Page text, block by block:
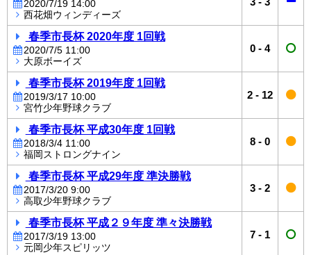
2020/7/19 14:00
西花畑ウィンディーズ
春季市長杯 2020年度 1回戦
2020/7/5 11:00
大原ボーイズ
0 - 4
春季市長杯 2019年度 1回戦
2019/3/17 10:00
宮竹少年野球クラブ
2 - 12
春季市長杯 平成30年度 1回戦
2018/3/4 11:00
福岡ストロングナイン
8 - 0
春季市長杯 平成29年度 準決勝戦
2017/3/20 9:00
高取少年野球クラブ
3 - 2
春季市長杯 平成２９年度 準々決勝戦
2017/3/19 13:00
元岡少年スピリッツ
7 - 1